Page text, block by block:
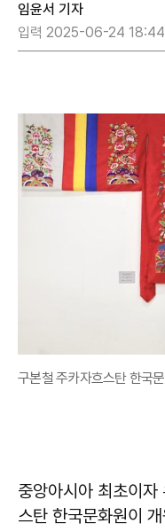
임윤서 기자
입력 2025-06-24 18:44
구본철 주카자흐스탄 한국
중앙아시아 최초이
스탄 한국문화원이